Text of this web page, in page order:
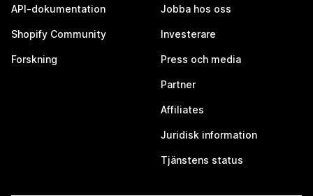
API-dokumentation
Shopify Community
Forskning
Jobba hos oss
Investerare
Press och media
Partner
Affiliates
Juridisk information
Tjänstens status